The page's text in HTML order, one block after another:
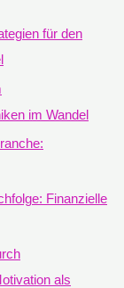
für den
im Wandel
Finanzielle
als